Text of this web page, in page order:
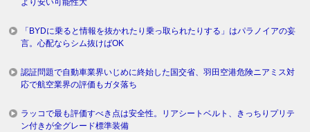
より安い可能性大
「BYDに乗ると情報を抜かれたり乗っ取られたりする」はパラノイアの妄
言。心配ならシム抜けばOK
認証問題で自動車業界いじめに終始した国交省、羽田空港危険ニアミス対
応で航空業界の評価もガタ落ち
ラッコで最も評価すべき点は安全性。リアシートベルト、きっちりプリテ
ン付きが全グレード標準装備